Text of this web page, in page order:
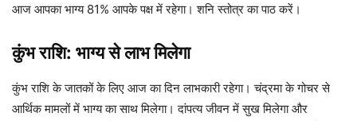
आज आपका भाग्य 81% आपके पक्ष में रहेगा। शनि स्तोत्र का पाठ करें।
कुंभ राशि: भाग्य से लाभ मिलेगा
कुंभ राशि के जातकों के लिए आज का दिन लाभकारी रहेगा। चंद्रमा के गोचर से
आर्थिक मामलों में भाग्य का साथ मिलेगा। दांपत्य जीवन में सुख मिलेगा और